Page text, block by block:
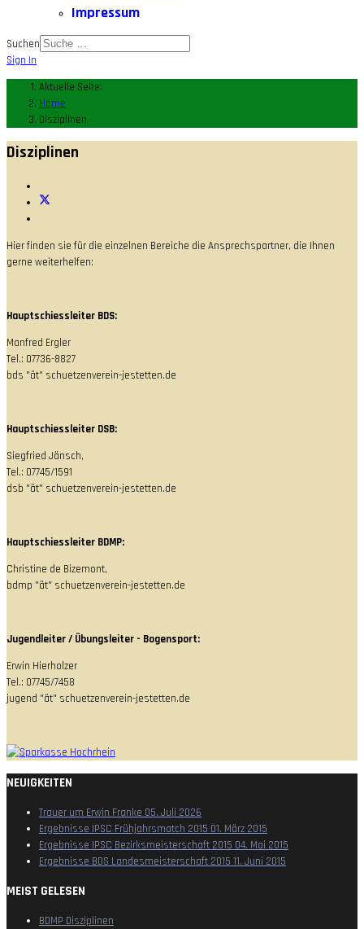
Impressum
Suchen
Sign In
Aktuelle Seite:
Home
Disziplinen
Disziplinen
Hier finden sie für die einzelnen Bereiche die Ansprechspartner, die Ihnen
gerne weiterhelfen:
Hauptschiessleiter BDS:
Manfred Ergler
Tel.: 07736-8827
bds "ät" schuetzenverein-jestetten.de
Hauptschiessleiter DSB:
Siegfried Jänsch,
Tel.: 07745/1591
dsb "ät" schuetzenverein-jestetten.de
Hauptschiessleiter BDMP:
Christine de Bizemont,
bdmp "ät" schuetzenverein-jestetten.de
Jugendleiter / Übungsleiter - Bogensport:
Erwin Hierholzer
Tel.: 07745/7458
jugend "ät" schuetzenverein-jestetten.de
NEUIGKEITEN
Trauer um Erwin Franke 05. Juli 2026
Ergebnisse IPSC Frühjahrsmatch 2015 01. März 2015
Ergebnisse IPSC Bezirksmeisterschaft 2015 04. Mai 2015
Ergebnisse BDS Landesmeisterschaft 2015 11. Juni 2015
MEIST GELESEN
BDMP Disziplinen